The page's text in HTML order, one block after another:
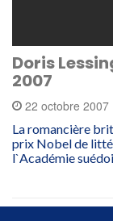
Doris
2007
22 octobre 2007
La romancière
prix Nobel de
l`Académie